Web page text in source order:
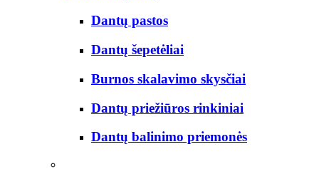
Dantų pastos
Dantų šepetėliai
Burnos skalavimo skysčiai
Dantų priežiūros rinkiniai
Dantų balinimo priemonės